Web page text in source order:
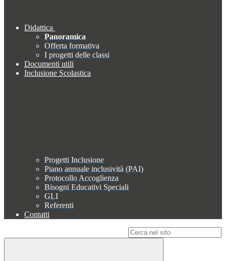
Didattica
Panoramica
Offerta formativa
I progetti delle classi
Documenti utili
Inclusione Scolastica
Progetti Inclusione
Piano annuale inclusività (PAI)
Protocollo Accoglienza
Bisogni Educativi Speciali
GLI
Referenti
Contatti